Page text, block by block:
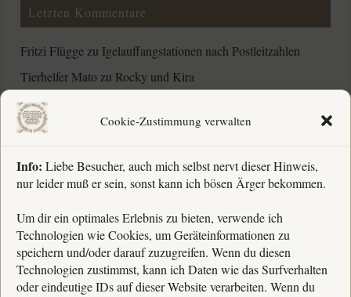
Cookie-Zustimmung verwalten
Info: Liebe Besucher, auch mich selbst nervt dieser Hinweis,
nur leider muß er sein, sonst kann ich bösen Ärger bekommen.
Um dir ein optimales Erlebnis zu bieten, verwende ich
Technologien wie Cookies, um Geräteinformationen zu
speichern und/oder darauf zuzugreifen. Wenn du diesen
Technologien zustimmst, kann ich Daten wie das Surfverhalten
oder eindeutige IDs auf dieser Website verarbeiten. Wenn du
Letzten Kommentare
Fritzi Flügge zu Igelauffangstationen nach Postleitzahlen
Tierhelfer Matozu Rocky und Kira
Barbara Schnubel
Barbara SchnubelzuHumbi und Nazuna †
» Impressum
» Kontakt